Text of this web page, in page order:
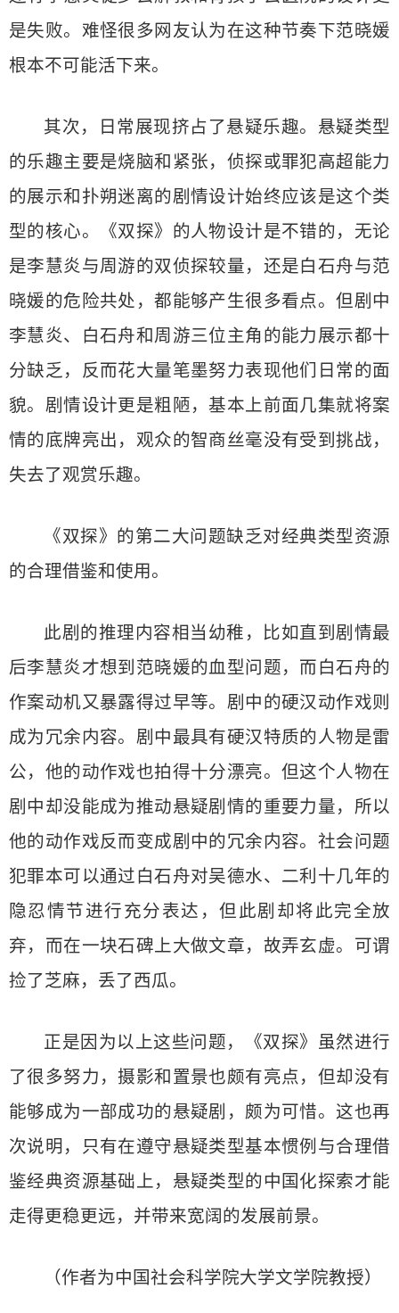
是失败。难怪很多网友认为在这种节奏下范晓媛
根本不可能活下来。
其次，日常展现挤占了悬疑乐趣。悬疑类型
的乐趣主要是烧脑和紧张，侦探或罪犯高超能力
的展示和扑朔迷离的剧情设计始终应该是这个类
型的核心。《双探》的人物设计是不错的，无论
是李慧炎与周游的双侦探较量，还是白石舟与范
晓媛的危险共处，都能够产生很多看点。但剧中
李慧炎、白石舟和周游三位主角的能力展示都十
分缺乏，反而花大量笔墨努力表现他们日常的面
貌。剧情设计更是粗陋，基本上前面几集就将案
情的底牌亮出，观众的智商丝毫没有受到挑战，
失去了观赏乐趣。
《双探》的第二大问题缺乏对经典类型资源
的合理借鉴和使用。
此剧的推理内容相当幼稚，比如直到剧情最
后李慧炎才想到范晓媛的血型问题，而白石舟的
作案动机又暴露得过早等。剧中的硬汉动作戏则
成为冗余内容。剧中最具有硬汉特质的人物是雷
公，他的动作戏也拍得十分漂亮。但这个人物在
剧中却没能成为推动悬疑剧情的重要力量，所以
他的动作戏反而变成剧中的冗余内容。社会问题
犯罪本可以通过白石舟对吴德水、二利十几年的
隐忍情节进行充分表达，但此剧却将此完全放
弃，而在一块石碑上大做文章，故弄玄虚。可谓
捡了芝麻，丢了西瓜。
正是因为以上这些问题，《双探》虽然进行
了很多努力，摄影和置景也颇有亮点，但却没有
能够成为一部成功的悬疑剧，颇为可惜。这也再
次说明，只有在遵守悬疑类型基本惯例与合理借
鉴经典资源基础上，悬疑类型的中国化探索才能
走得更稳更远，并带来宽阔的发展前景。
（作者为中国社会科学院大学文学院教授）